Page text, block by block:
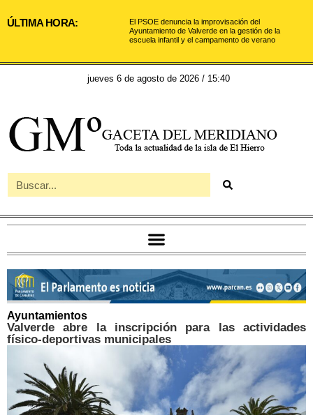
ÚLTIMA HORA:
El PSOE denuncia la improvisación del
Ayuntamiento de Valverde en la gestión de la
escuela infantil y el campamento de verano
jueves 6 de agosto de 2026 / 15:40
Ayuntamientos
Valverde abre la inscripción para las actividades
físico-deportivas municipales